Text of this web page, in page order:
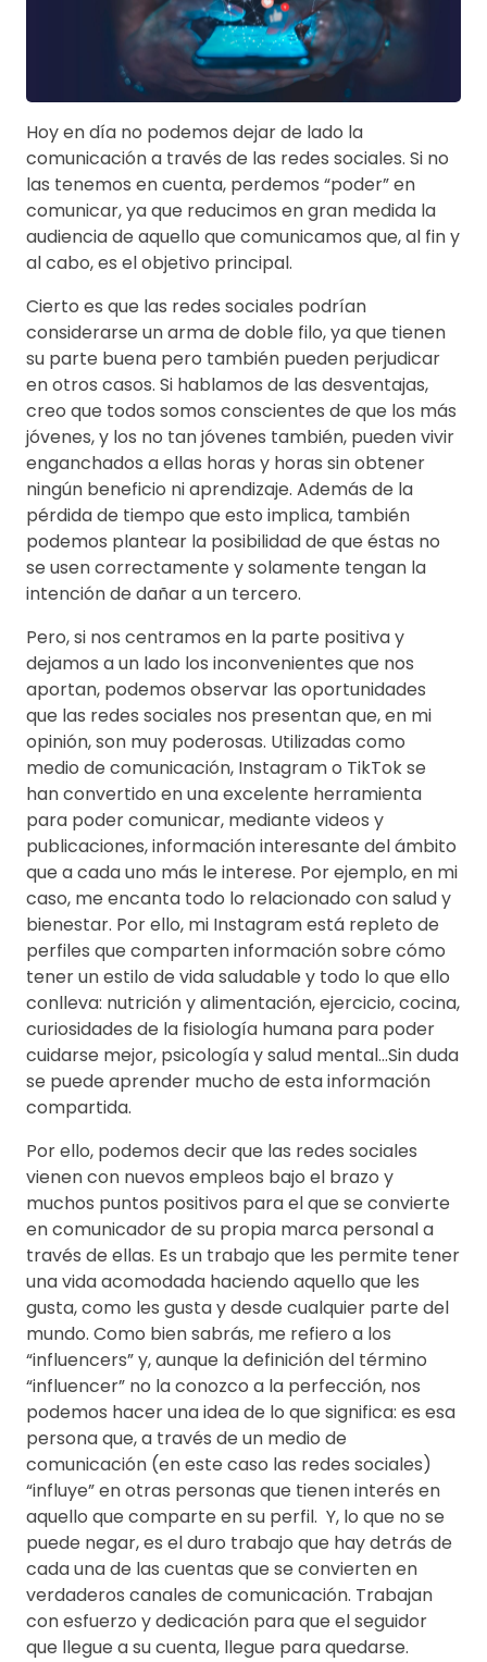
Hoy en día no podemos dejar de lado la
comunicación a través de las redes sociales. Si no
las tenemos en cuenta, perdemos “poder” en
comunicar, ya que reducimos en gran medida la
audiencia de aquello que comunicamos que, al fin y
al cabo, es el objetivo principal.
Cierto es que las redes sociales podrían
considerarse un arma de doble filo, ya que tienen
su parte buena pero también pueden perjudicar
en otros casos. Si hablamos de las desventajas,
creo que todos somos conscientes de que los más
jóvenes, y los no tan jóvenes también, pueden vivir
enganchados a ellas horas y horas sin obtener
ningún beneficio ni aprendizaje. Además de la
pérdida de tiempo que esto implica, también
podemos plantear la posibilidad de que éstas no
se usen correctamente y solamente tengan la
intención de dañar a un tercero.
Pero, si nos centramos en la parte positiva y
dejamos a un lado los inconvenientes que nos
aportan, podemos observar las oportunidades
que las redes sociales nos presentan que, en mi
opinión, son muy poderosas. Utilizadas como
medio de comunicación, Instagram o TikTok se
han convertido en una excelente herramienta
para poder comunicar, mediante videos y
publicaciones, información interesante del ámbito
que a cada uno más le interese. Por ejemplo, en mi
caso, me encanta todo lo relacionado con salud y
bienestar. Por ello, mi Instagram está repleto de
perfiles que comparten información sobre cómo
tener un estilo de vida saludable y todo lo que ello
conlleva: nutrición y alimentación, ejercicio, cocina,
curiosidades de la fisiología humana para poder
cuidarse mejor, psicología y salud mental…Sin duda
se puede aprender mucho de esta información
compartida.
Por ello, podemos decir que las redes sociales
vienen con nuevos empleos bajo el brazo y
muchos puntos positivos para el que se convierte
en comunicador de su propia marca personal a
través de ellas. Es un trabajo que les permite tener
una vida acomodada haciendo aquello que les
gusta, como les gusta y desde cualquier parte del
mundo. Como bien sabrás, me refiero a los
“influencers” y, aunque la definición del término
“influencer” no la conozco a la perfección, nos
podemos hacer una idea de lo que significa: es esa
persona que, a través de un medio de
comunicación (en este caso las redes sociales)
“influye” en otras personas que tienen interés en
aquello que comparte en su perfil. Y, lo que no se
puede negar, es el duro trabajo que hay detrás de
cada una de las cuentas que se convierten en
verdaderos canales de comunicación. Trabajan
con esfuerzo y dedicación para que el seguidor
que llegue a su cuenta, llegue para quedarse.